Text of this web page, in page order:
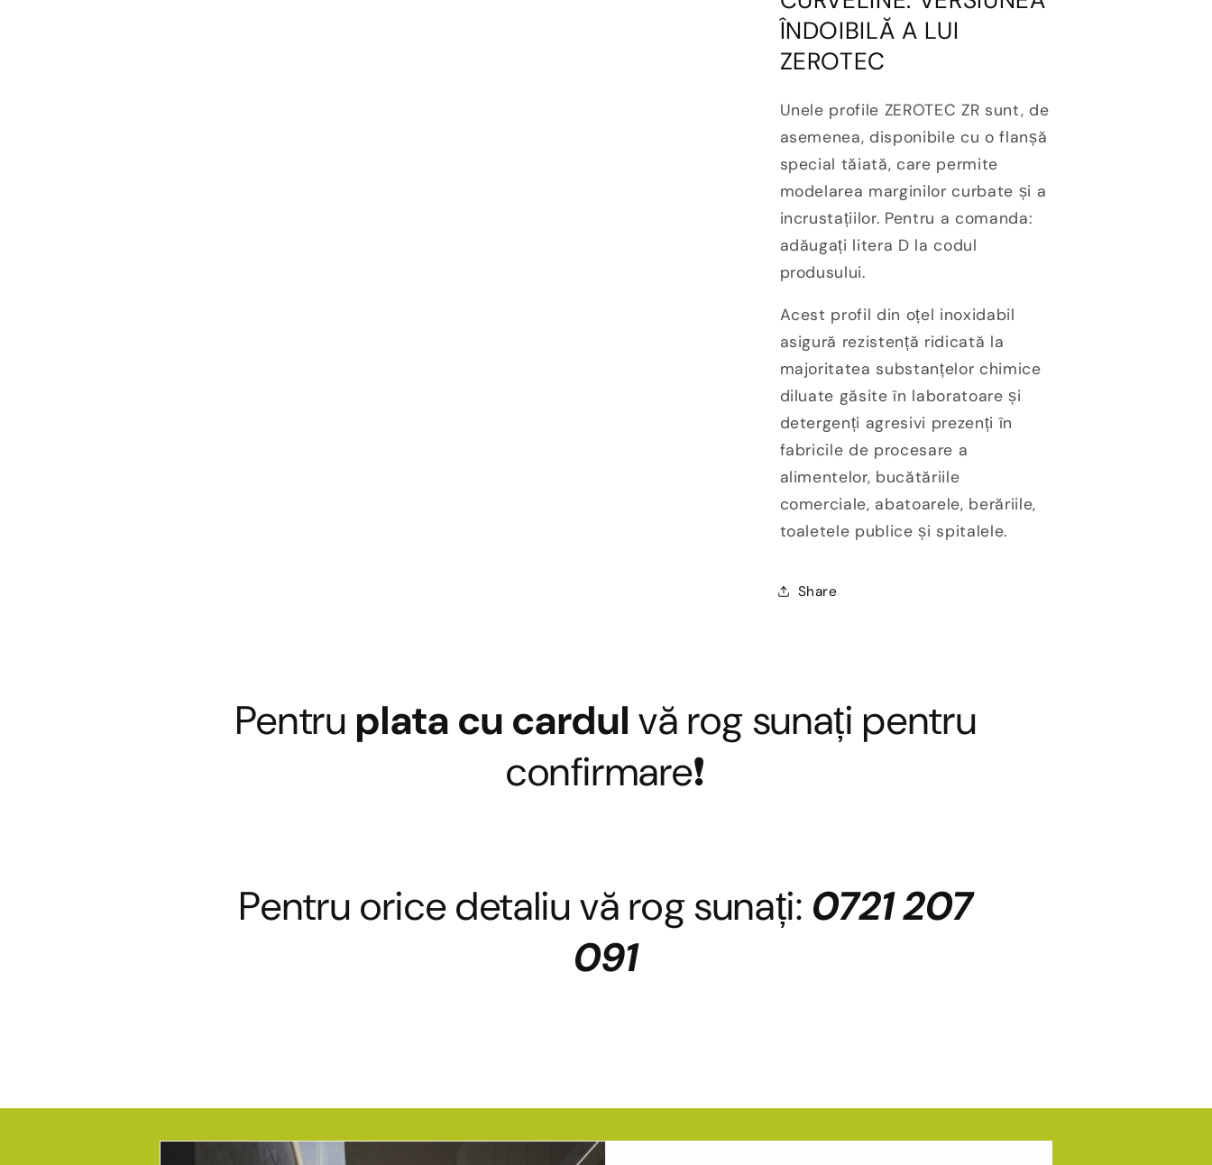
ÎNDOIBILĂ A LUI
ZEROTEC
Unele profile ZEROTEC ZR sunt, de
asemenea, disponibile cu o flanșă
special tăiată, care permite
modelarea marginilor curbate și a
incrustațiilor. Pentru a comanda:
adăugați litera D la codul
produsului.
Acest profil din oțel inoxidabil
asigură rezistență ridicată la
majoritatea substanțelor chimice
diluate găsite în laboratoare și
detergenți agresivi prezenți în
fabricile de procesare a
alimentelor, bucătăriile
comerciale, abatoarele, berăriile,
toaletele publice și spitalele.
Share
Pentru plata cu cardul vă rog sunați pentru
confirmare❗
Pentru orice detaliu vă rog sunați: 0721 207
091